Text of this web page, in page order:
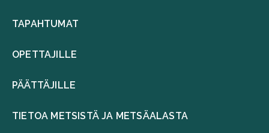
TAPAHTUMAT
OPETTAJILLE
PÄÄTTÄJILLE
TIETOA METSISTÄ JA METSÄALASTA